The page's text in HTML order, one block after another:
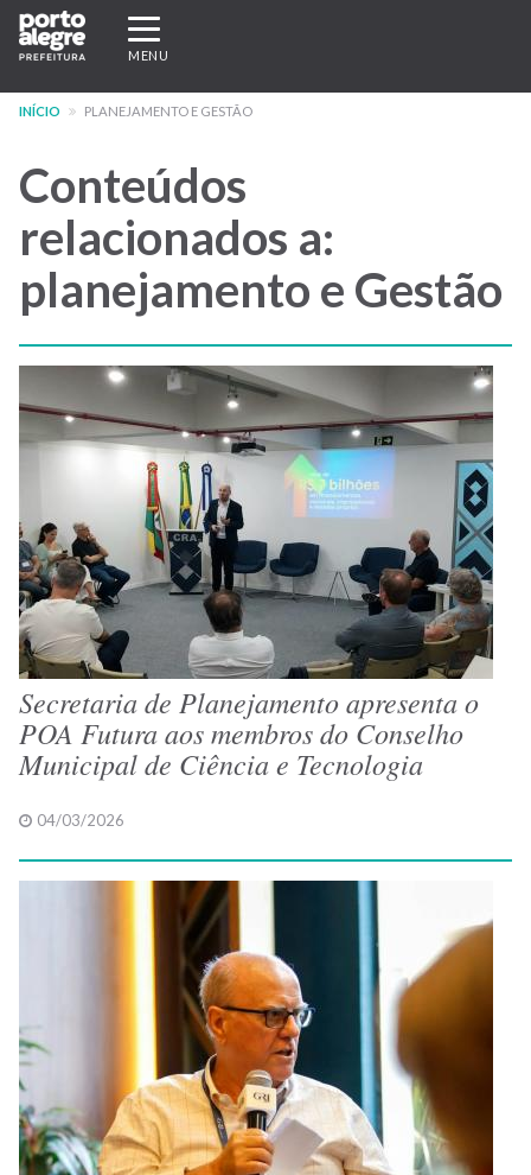
Pular
para
conteúdo
Expandir/recolher
navegação
MENU
INÍCIO PLANEJAMENTO E GESTÃO
Conteúdos
relacionados a:
planejamento e Gestão
Secretaria de Planejamento apresenta o
POA Futura aos membros do Conselho
Municipal de Ciência e Tecnologia
04/03/2026